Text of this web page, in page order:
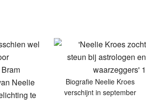
Biografie Neelie Kroes
verschijnt in september
wel
Neelie
te